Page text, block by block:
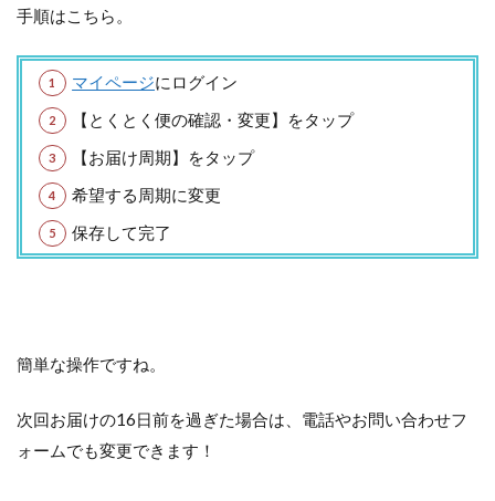
手順はこちら。
マイページにログイン
【とくとく便の確認・変更】をタップ
【お届け周期】をタップ
希望する周期に変更
保存して完了
簡単な操作ですね。
次回お届けの16日前を過ぎた場合は、電話やお問い合わせフ
ォームでも変更できます！